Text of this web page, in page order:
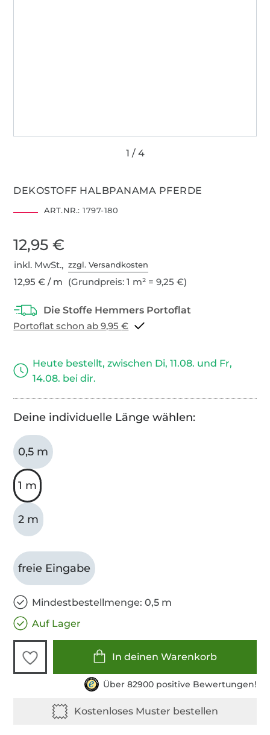
DEKOSTOFF HALBPANAMA PFERDE
ART.NR.: 1797-180
12,95 €
inkl. MwSt.,zzgl. Versandkosten
12,95 € / m (Grundpreis: 1 m² = 9,25 €)
Portoflat schon ab 9,95 €
Heute bestellt, zwischen Di, 11.08. und Fr,
14.08. bei dir.
Deine individuelle Länge wählen:
0,5 m
1 m
2 m
freie Eingabe
Mindestbestellmenge: 0,5 m
Auf Lager
In deinen Warenkorb
Über 82900 positive Bewertungen!